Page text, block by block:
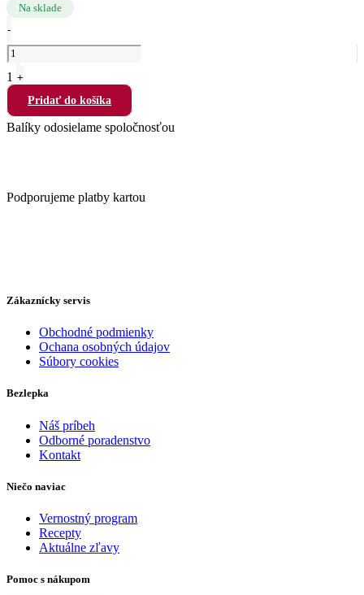
Na sklade
u
a
n
t
i
t
y
-
1 +
Pridať do košíka
Balíky odosielame spoločnosťou
Podporujeme platby kartou
Zákaznícky servis
Obchodné podmienky
Ochana osobných údajov
Súbory cookies
Bezlepka
Náš príbeh
Odborné poradenstvo
Kontakt
Niečo naviac
Vernostný program
Recepty
Aktuálne zľavy
Pomoc s nákupom